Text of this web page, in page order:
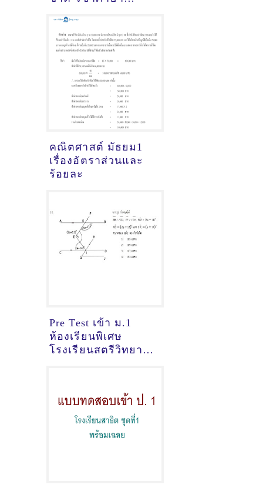
2563 ข้อสอบพร้อม
เฉลย
คณิตศาสต์ มัธยม1
เรื่องอัตราส่วนและ
ร้อยละ
Pre Test เข้า ม.1
ห้องเรียนพิเศษ
โรงเรียนสตรีวิทยา ปี